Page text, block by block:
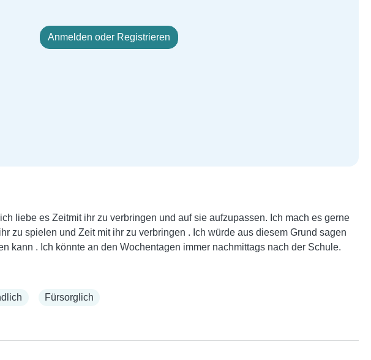
Anmelden oder Registrieren
liebe es Zeitmit ihr zu verbringen und auf sie aufzupassen. Ich mach es gerne
zu spielen und Zeit mit ihr zu verbringen . Ich würde aus diesem Grund sagen
kann . Ich könnte an den Wochentagen immer nachmittags nach der Schule.
Fürsorglich